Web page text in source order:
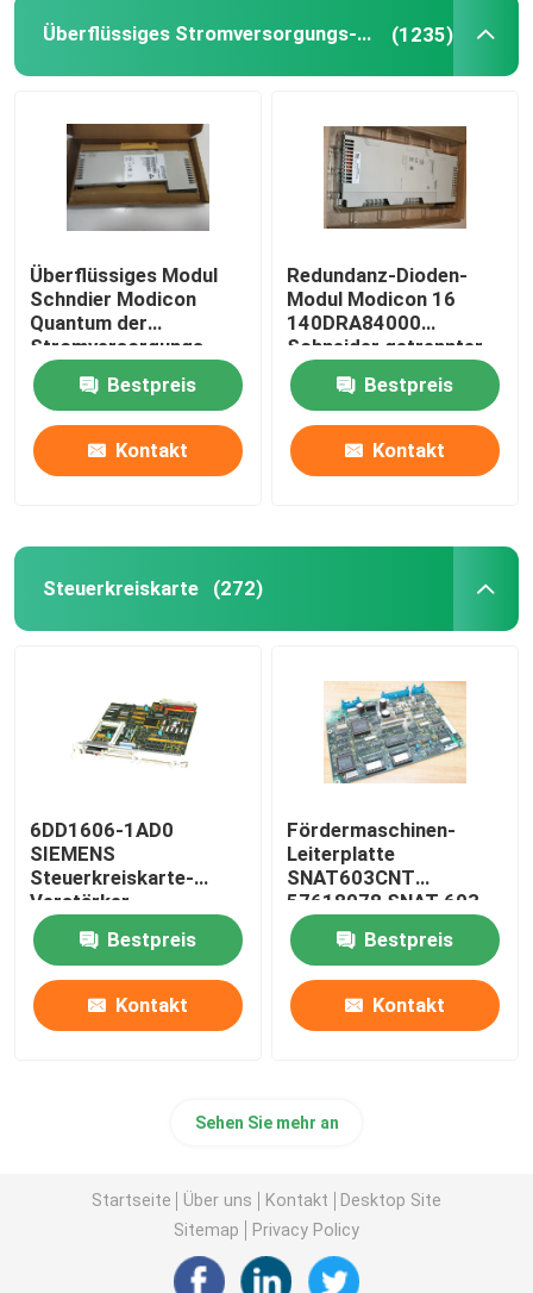
Überflüssiges Stromversorgungs-Modul (1235)
Überflüssiges Modul
Schndier Modicon
Quantum der
Stromversorgungs-
140DRC83000
Input/OutputBestpreis
Kontakt
Redundanz-Dioden-
Modul Modicon 16
140DRA84000
Schneider getrennter
Ertrag
Bestpreis
Kontakt
Steuerkreiskarte (272)
6DD1606-1AD0
SIEMENS
Steuerkreiskarte-
Verstärker-
Leiterplatte PT20M
32MHz Bestpreis
Kontakt
Fördermaschinen-
Leiterplatte
SNAT603CNT
57618078 SNAT 603
CNT 61007041 Steuer
Bestpreis
Kontakt
Sehen Sie mehr an
Startseite Über uns Kontakt
Desktop Site
Sitemap
Privacy Policy